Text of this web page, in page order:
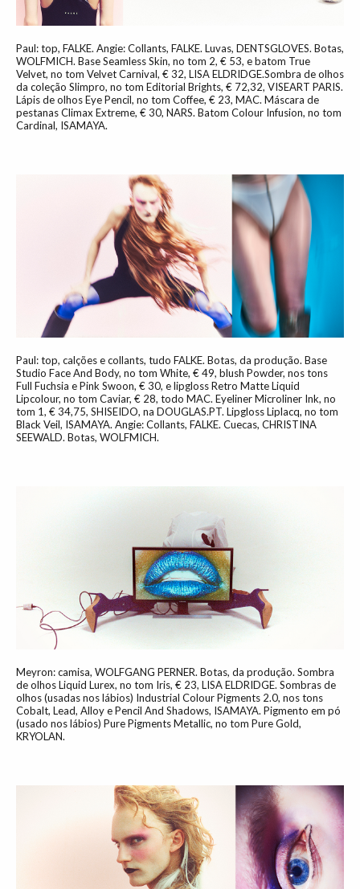
Paul: top, FALKE. Angie: Collants, FALKE. Luvas, DENTSGLOVES. Botas,
WOLFMICH. Base Seamless Skin, no tom 2, € 53, e batom True
Velvet, no tom Velvet Carnival, € 32, LISA ELDRIDGE.Sombra de olhos
da coleção Slimpro, no tom Editorial Brights, € 72,32, VISEART PARIS.
Lápis de olhos Eye Pencil, no tom Coffee, € 23, MAC. Máscara de
pestanas Climax Extreme, € 30, NARS. Batom Colour Infusion, no tom
Cardinal, ISAMAYA.
Paul: top, calções e collants, tudo FALKE. Botas, da produção. Base
Studio Face And Body, no tom White, € 49, blush Powder, nos tons
Full Fuchsia e Pink Swoon, € 30, e lipgloss Retro Matte Liquid
Lipcolour, no tom Caviar, € 28, todo MAC. Eyeliner Microliner Ink, no
tom 1, € 34,75, SHISEIDO, na DOUGLAS.PT. Lipgloss Liplacq, no tom
Black Veil, ISAMAYA. Angie: Collants, FALKE. Cuecas, CHRISTINA
SEEWALD. Botas, WOLFMICH.
Meyron: camisa, WOLFGANG PERNER. Botas, da produção. Sombra
de olhos Liquid Lurex, no tom Iris, € 23, LISA ELDRIDGE. Sombras de
olhos (usadas nos lábios) Industrial Colour Pigments 2.0, nos tons
Cobalt, Lead, Alloy e Pencil And Shadows, ISAMAYA. Pigmento em pó
(usado nos lábios) Pure Pigments Metallic, no tom Pure Gold,
KRYOLAN.